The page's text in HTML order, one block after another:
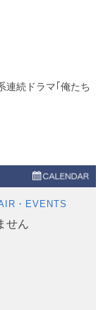
続ドラマ｢俺たち
・EVENTS
せん